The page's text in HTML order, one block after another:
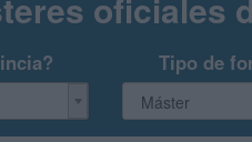
Tipo de